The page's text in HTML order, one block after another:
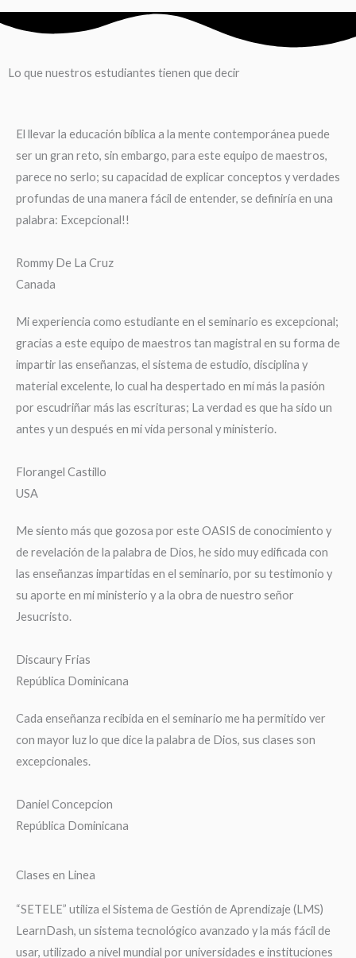
Lo que nuestros estudiantes tienen que decir
El llevar la educación bíblica a la mente contemporánea puede
ser un gran reto, sin embargo, para este equipo de maestros,
parece no serlo; su capacidad de explicar conceptos y verdades
profundas de una manera fácil de entender, se definiría en una
palabra: Excepcional!!
Rommy De La Cruz
Canada
Mi experiencia como estudiante en el seminario es excepcional;
gracias a este equipo de maestros tan magistral en su forma de
impartir las enseñanzas, el sistema de estudio, disciplina y
material excelente, lo cual ha despertado en mí más la pasión
por escudriñar más las escrituras; La verdad es que ha sido un
antes y un después en mi vida personal y ministerio.
Florangel Castillo
USA
Me siento más que gozosa por este OASIS de conocimiento y
de revelación de la palabra de Dios, he sido muy edificada con
las enseñanzas impartidas en el seminario, por su testimonio y
su aporte en mi ministerio y a la obra de nuestro señor
Jesucristo.
Discaury Frias
República Dominicana
Cada enseñanza recibida en el seminario me ha permitido ver
con mayor luz lo que dice la palabra de Dios, sus clases son
excepcionales.
Daniel Concepcion
República Dominicana
Clases en Linea
“SETELE” utiliza el Sistema de Gestión de Aprendizaje (LMS)
LearnDash, un sistema tecnológico avanzado y la más fácil de
usar, utilizado a nivel mundial por universidades e instituciones